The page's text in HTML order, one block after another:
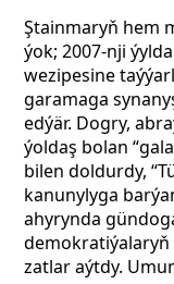
Ştainmaryň hem
ýok; 2007-nji
wezipesine
garamaga
edýär. Dogry,
ýoldaş bolan
bilen doldurdy,
kanunylyga
ahyrynda
zatlar aýtdy.